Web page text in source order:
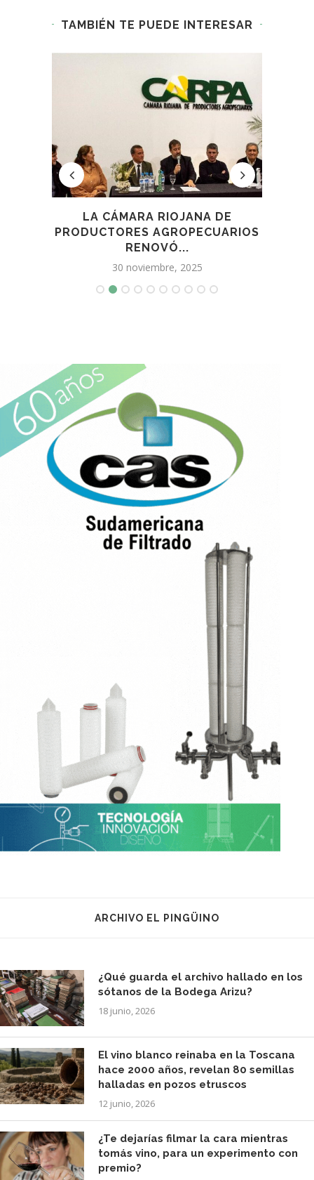
TAMBIÉN TE PUEDE INTERESAR
LA CÁMARA RIOJANA DE
PRODUCTORES AGROPECUARIOS
RENOVÓ...
30 noviembre, 2025
ARCHIVO EL PINGÜINO
¿Qué guarda el archivo hallado en los
sótanos de la Bodega Arizu?
18 junio, 2026
El vino blanco reinaba en la Toscana
hace 2000 años, revelan 80 semillas
halladas en pozos etruscos
12 junio, 2026
¿Te dejarías filmar la cara mientras
tomás vino, para un experimento con
premio?